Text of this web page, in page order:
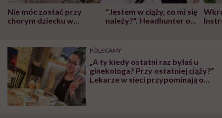
Nie móc zostać przy
chorym dziecku w
może chyba tylko
głupota i brak
wyobraźni"
"Jestem w ciąży, co mi się
należy?". Headhunter o
pracy
POLECAMY
„A ty kiedy ostatni raz byłaś u
ginekologa? Przy ostatniej ciąży?”
Lekarze w sieci przypominają o